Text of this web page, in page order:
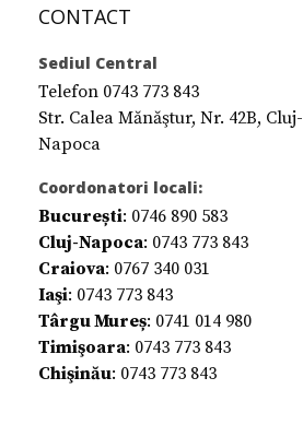
CONTACT
Sediul Central
Telefon 0743 773 843
Str. Calea Mănăştur, Nr. 42B, Cluj-
Napoca
Coordonatori locali:
București: 0746 890 583
Cluj-Napoca: 0743 773 843
Craiova: 0767 340 031
Iaşi: 0743 773 843
Târgu Mureș: 0741 014 980
Timişoara: 0743 773 843
Chişinău: 0743 773 843